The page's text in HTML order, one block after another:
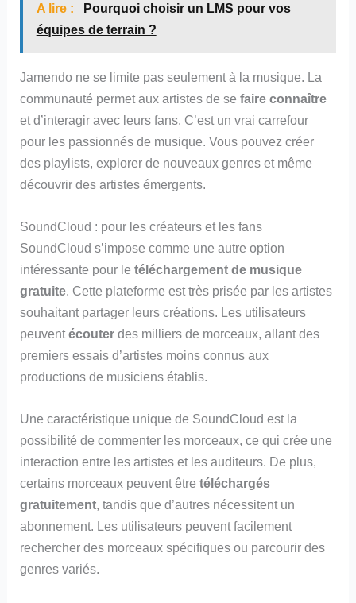
A lire :
Pourquoi choisir un LMS pour vos
équipes de terrain ?
Jamendo ne se limite pas seulement à la musique. La
communauté permet aux artistes de sefaire connaître
et d’interagir avec leurs fans. C’est un vrai carrefour
pour les passionnés de musique. Vous pouvez créer
des playlists, explorer de nouveaux genres et même
découvrir des artistes émergents.
SoundCloud : pour les créateurs et les fans
SoundCloud s’impose comme une autre option
intéressante pour letéléchargement de musique
gratuite. Cette plateforme est très prisée par les artistes
souhaitant partager leurs créations. Les utilisateurs
peuventécouter des milliers de morceaux, allant des
premiers essais d’artistes moins connus aux
productions de musiciens établis.
Une caractéristique unique de SoundCloud est la
possibilité de commenter les morceaux, ce qui crée une
interaction entre les artistes et les auditeurs. De plus,
certains morceaux peuvent êtretéléchargés
gratuitement, tandis que d’autres nécessitent un
abonnement. Les utilisateurs peuvent facilement
rechercher des morceaux spécifiques ou parcourir des
genres variés.